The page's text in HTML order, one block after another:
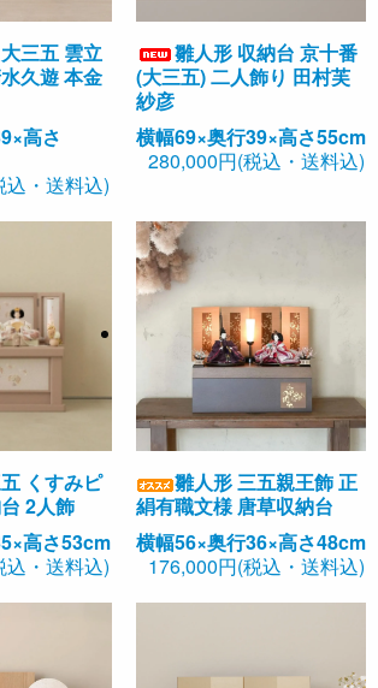
三五 雲立
久遊 本金
高さ
・送料込)
雛人形 収納台 京十番
(大三五) 二人飾り 田村芙
紗彦
横幅69×奥行39×高さ55cm
280,000円(税込・送料込)
くすみピ
2人飾
高さ53cm
込・送料込)
雛人形 三五親王飾 正
絹有職文様 唐草収納台
横幅56×奥行36×高さ48cm
176,000円(税込・送料込)